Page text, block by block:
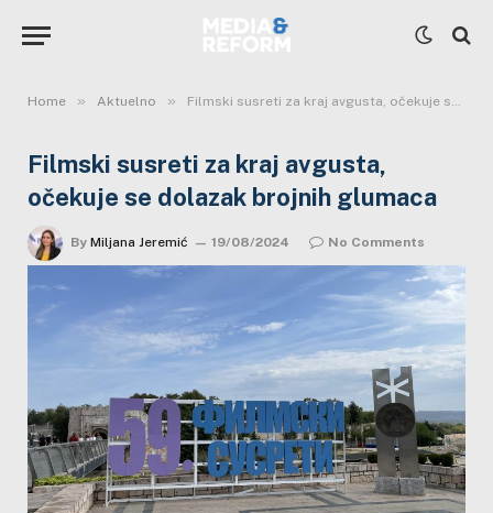
Home » Aktuelno » Filmski susreti za kraj avgusta, očekuje se dolazak brojnih glumaca
Filmski susreti za kraj avgusta,
očekuje se dolazak brojnih glumaca
By Miljana Jeremić 19/08/2024 No Comments